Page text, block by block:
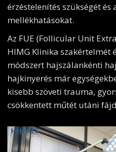
érzéstelenítés szükségét
mellékhatásokat.
Az FUE (Follicular Unit
HIMG Klinika szakértelmét
módszert hajszálankénti
hajkinyerés már
kisebb szöveti trauma,
csökkentett műtét utáni